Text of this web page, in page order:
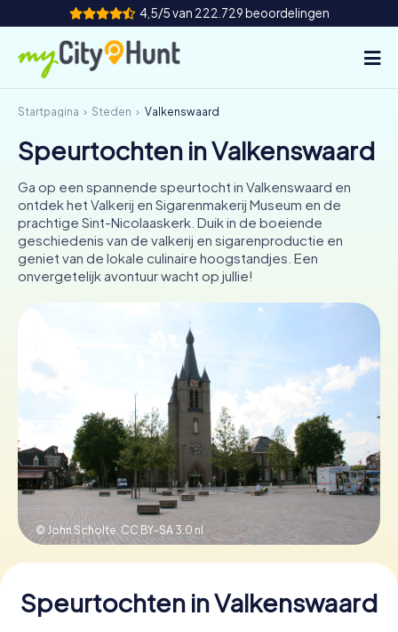
4,5/5 van 222.729 beoordelingen
Hoe het werkt
Steden
Tours
Teamevenement
Tickets
IT
Boek tickets
Koop cadeaubonnen
Startpagina Steden Valkenswaard
Speurtochten in Valkenswaard
Ga op een spannende speurtocht in Valkenswaard en
ontdek het Valkerij en Sigarenmakerij Museum en de
prachtige Sint-Nicolaaskerk. Duik in de boeiende
geschiedenis van de valkerij en sigarenproductie en
geniet van de lokale culinaire hoogstandjes. Een
onvergetelijk avontuur wacht op jullie!
© John Scholte,CC BY-SA 3.0 nl
Speurtochten in Valkenswaard